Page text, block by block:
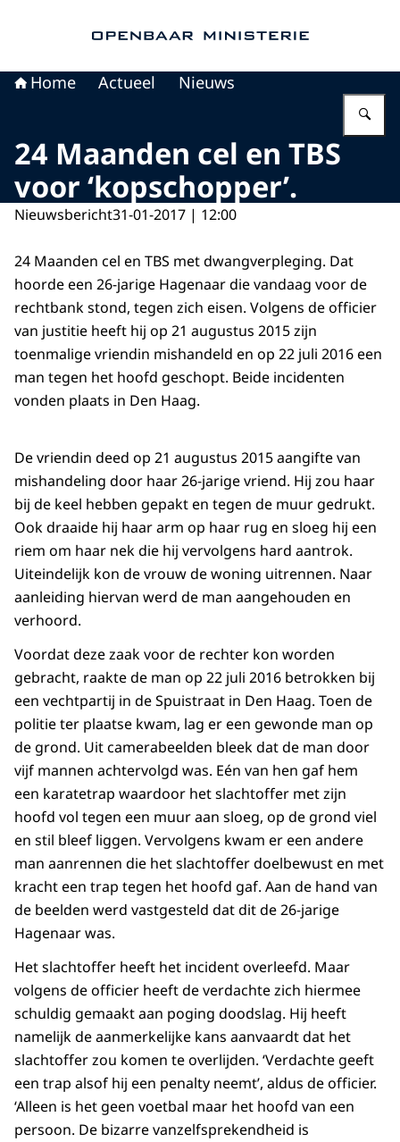
Home Actueel Nieuws
24 Maanden cel en TBS
voor ‘kopschopper’.
Nieuwsbericht31-01-2017 | 12:00
24 Maanden cel en TBS met dwangverpleging. Dat
hoorde een 26-jarige Hagenaar die vandaag voor de
rechtbank stond, tegen zich eisen. Volgens de officier
van justitie heeft hij op 21 augustus 2015 zijn
toenmalige vriendin mishandeld en op 22 juli 2016 een
man tegen het hoofd geschopt. Beide incidenten
vonden plaats in Den Haag.
De vriendin deed op 21 augustus 2015 aangifte van
mishandeling door haar 26-jarige vriend. Hij zou haar
bij de keel hebben gepakt en tegen de muur gedrukt.
Ook draaide hij haar arm op haar rug en sloeg hij een
riem om haar nek die hij vervolgens hard aantrok.
Uiteindelijk kon de vrouw de woning uitrennen. Naar
aanleiding hiervan werd de man aangehouden en
verhoord.
Voordat deze zaak voor de rechter kon worden
gebracht, raakte de man op 22 juli 2016 betrokken bij
een vechtpartij in de Spuistraat in Den Haag. Toen de
politie ter plaatse kwam, lag er een gewonde man op
de grond. Uit camerabeelden bleek dat de man door
vijf mannen achtervolgd was. Eén van hen gaf hem
een karatetrap waardoor het slachtoffer met zijn
hoofd vol tegen een muur aan sloeg, op de grond viel
en stil bleef liggen. Vervolgens kwam er een andere
man aanrennen die het slachtoffer doelbewust en met
kracht een trap tegen het hoofd gaf. Aan de hand van
de beelden werd vastgesteld dat dit de 26-jarige
Hagenaar was.
Het slachtoffer heeft het incident overleefd. Maar
volgens de officier heeft de verdachte zich hiermee
schuldig gemaakt aan poging doodslag. Hij heeft
namelijk de aanmerkelijke kans aanvaardt dat het
slachtoffer zou komen te overlijden. ‘Verdachte geeft
een trap alsof hij een penalty neemt’, aldus de officier.
‘Alleen is het geen voetbal maar het hoofd van een
persoon. De bizarre vanzelfsprekendheid is